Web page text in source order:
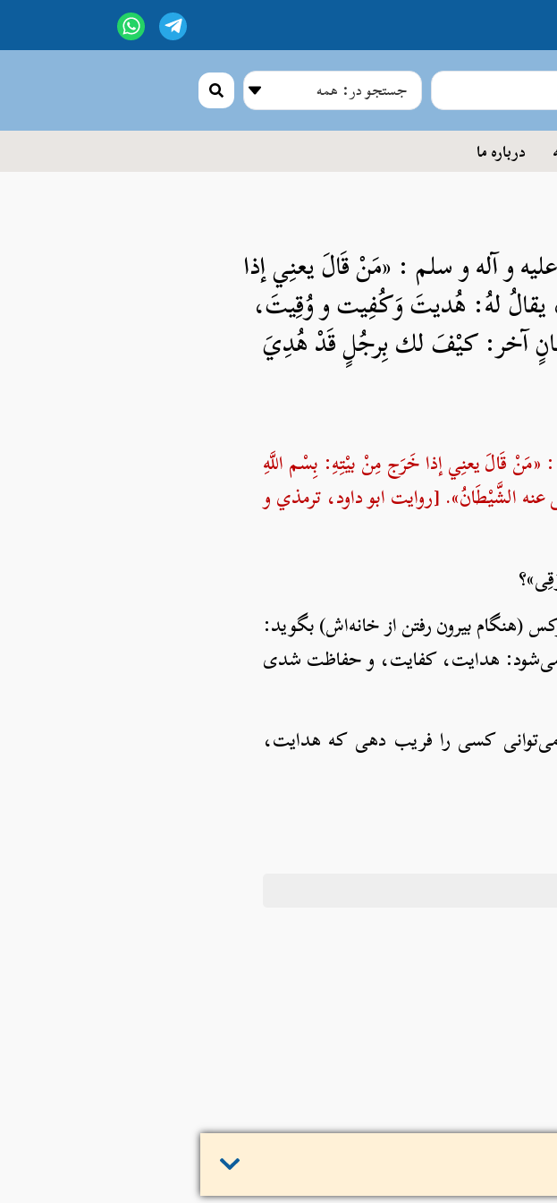
جستجو در: همه
درباره ما
و آله و سلم : «مَنْ قَالَ يعنِي إذا
يقالُ لهُ: هُديتَ وَكُفِيت و وُقِيتَ،
آخر: كيْفَ لك بِرجُلٍ قَدْ هُدِيَ
«مَنْ قَالَ يعنِي إذا خَرَج مِنْ بيْتِهِ: بِسْم اللَّهِ
الشَّيْطَانُ». [روایت ابو داود، ترمذي و
(هنگام بیرون رفتن از خانه‌اش) بگوید:
می‌شود: هدایت، کفایت، و حفاظت شدی
کسی را فریب دهی که هدایت،